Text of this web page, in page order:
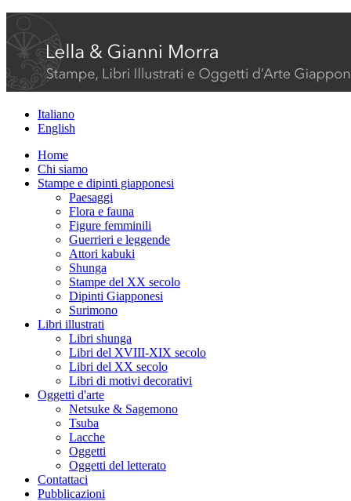
Italiano
English
Home
Chi siamo
Stampe e dipinti giapponesi
Paesaggi
Flora e fauna
Figure femminili
Guerrieri e leggende
Attori kabuki
Shunga
Stampe del XX secolo
Dipinti Giapponesi
Surimono
Libri illustrati
Libri shunga
Libri del XVIII-XIX secolo
Libri del XX secolo
Libri di motivi decorativi
Oggetti d'arte
Netsuke & Sagemono
Tsuba
Lacche
Oggetti
Oggetti del letterato
Contattaci
Pubblicazioni